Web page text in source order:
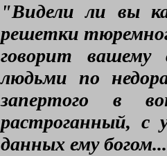
"Видели ли вы
решетки
говорит
людьми по
запертого в
растроганный, с
данных ему